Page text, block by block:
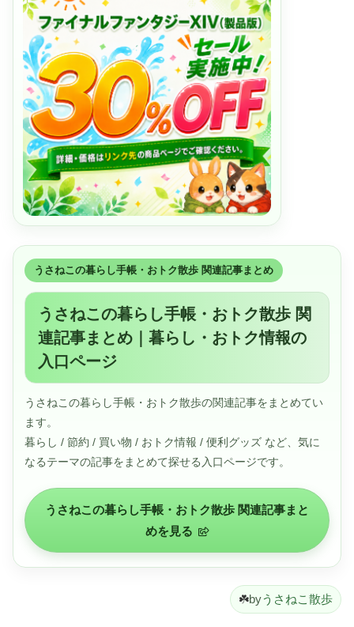
うさねこの暮らし手帳・おトク散歩 関連記事まとめ
うさねこの暮らし手帳・おトク散歩 関
連記事まとめ｜暮らし・おトク情報の
入口ページ
うさねこの暮らし手帳・おトク散歩の関連記事をまとめてい
ます。
暮らし / 節約 / 買い物 / おトク情報 / 便利グッズ など、気に
なるテーマの記事をまとめて探せる入口ページです。
うさねこの暮らし手帳・おトク散歩 関連記事まと
めを見る
☘️byうさねこ散歩